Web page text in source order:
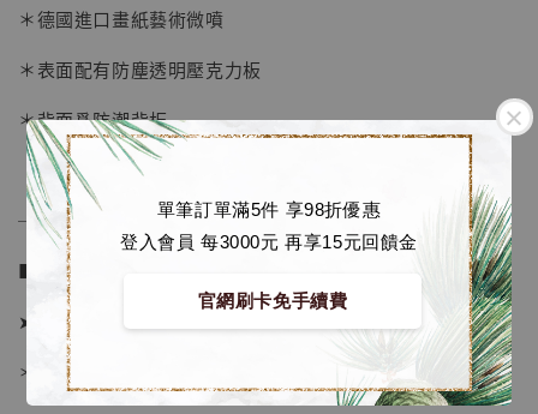
單筆訂單滿5件 享98折優惠
登入會員 每3000元 再享15元回饋金
官網刷卡免手續費
加購優惠【海賊王 布魯克達摩 [7STARS Studio]】
＊德國進口畫紙藝術微噴
＊表面配有防塵透明壓克力板
＊背面爲防潮背板
──────────────
■ 販售資訊 (NT$)：
➤ 價格 1380元
＊ 國際運費另計